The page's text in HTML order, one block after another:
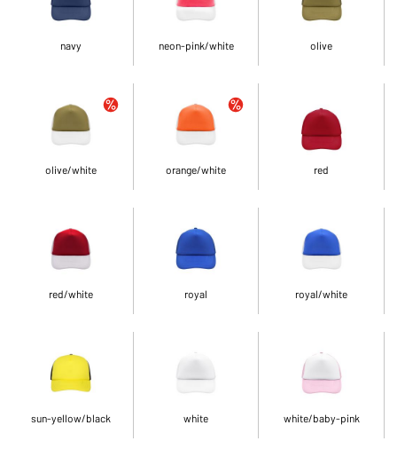
navy neon-pink/white olive
olive/white orange/white red
red/white royal royal/white
sun-yellow/black white white/baby-pink